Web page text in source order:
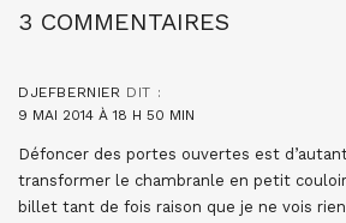
3 COMMENTAIRES
DJEFBERNIER DIT :
9 MAI 2014 À 18 H 50 MIN
Défoncer des portes ouvertes est
transformer le chambranle en petit
billet tant de fois raison que je ne vois